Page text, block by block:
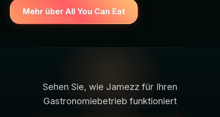
Mehr über All You Can Eat
Sehen Sie, wie Jamezz für Ihren
Gastronomiebetrieb funktioniert